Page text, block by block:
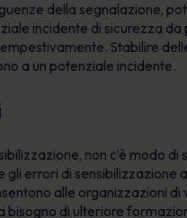
della segnalazione,
incidente di sicurezza
Stabilire
a un potenziale incidente.
non c’è modo
errori di sensibilizzazione
alle organizzazioni
bisogno di ulteriore